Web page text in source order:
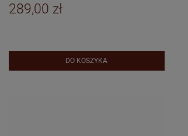
289,00 zł
DO KOSZYKA